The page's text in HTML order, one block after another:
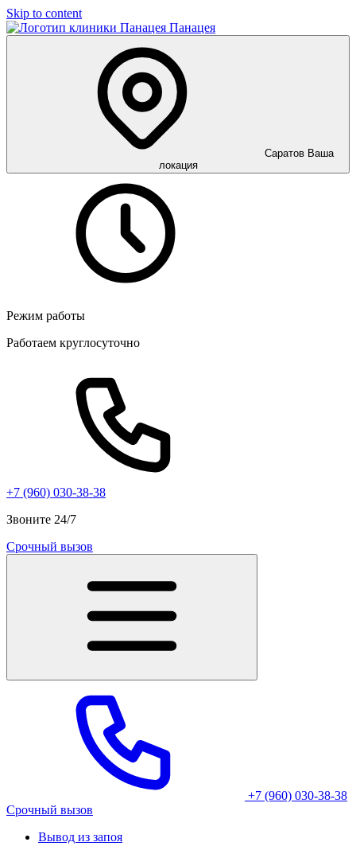
Skip to content
Панацея
Саратов Ваша
локация
Режим работы
Работаем круглосуточно
+7 (960) 030-38-38
Звоните 24/7
Срочный вызов
+7 (960) 030-38-38
Срочный вызов
Вывод из запоя